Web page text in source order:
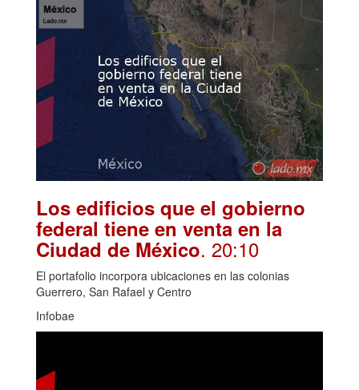
Los edificios que el gobierno
federal tiene en venta en la
Ciudad de México. 20:10
El portafolio incorpora ubicaciones en las colonias
Guerrero, San Rafael y Centro
Infobae